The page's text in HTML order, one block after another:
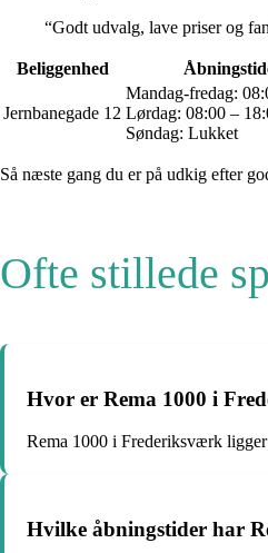
“Godt udvalg, lave priser og
Beliggenhed
Jernbanegade 12
Mandag-fredag:
Lørdag: 08:00 –
Søndag: Lukket
Så næste gang du er på udkig efter
Ofte stillede
Hvor er Rema 1000 i
Rema 1000 i Frederiksværk
Hvilke åbningstider har